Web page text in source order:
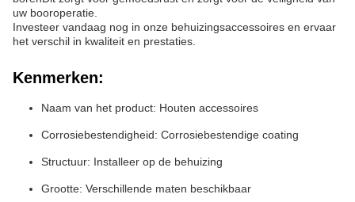
uw booroperatie.
Investeer vandaag nog in onze behuizingsaccessoires en ervaar
het verschil in kwaliteit en prestaties.
Kenmerken:
Naam van het product: Houten accessoires
Corrosiebestendigheid: Corrosiebestendige coating
Structuur: Installeer op de behuizing
Grootte: Verschillende maten beschikbaar